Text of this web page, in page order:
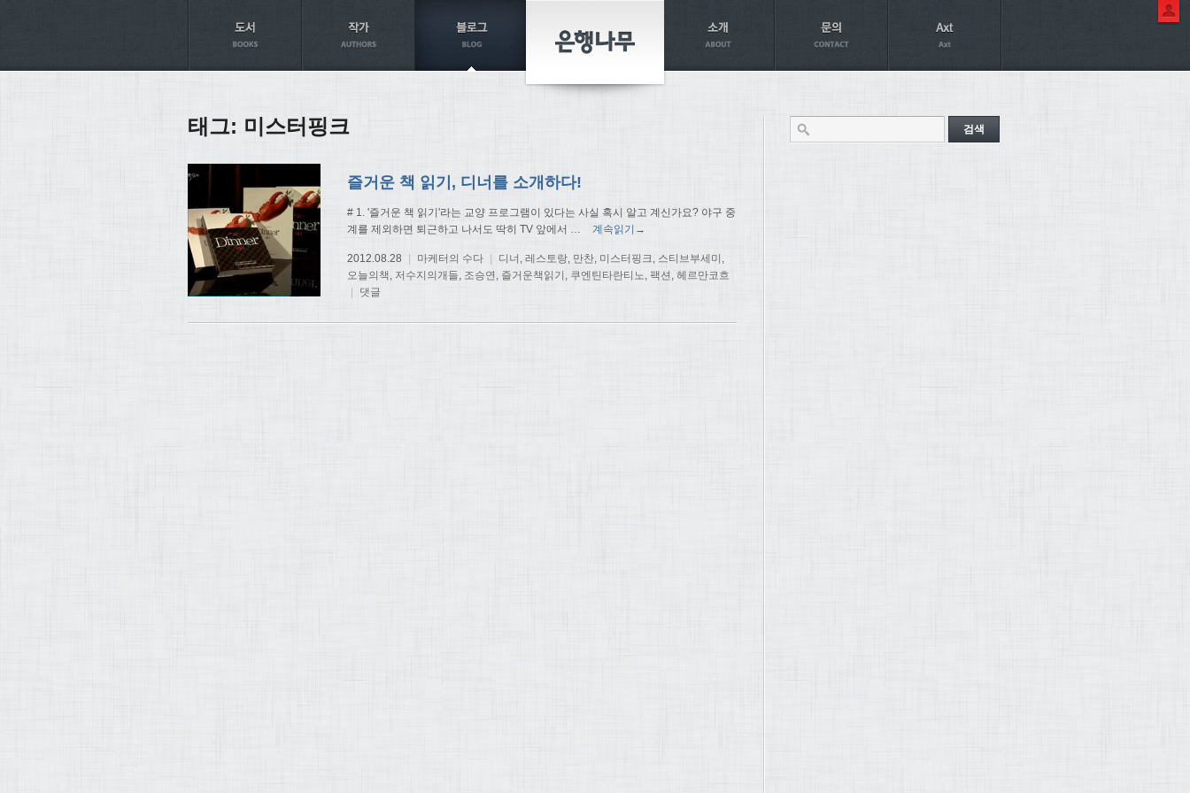
태그: 미스터핑크
즐거운 책 읽기, 디너를 소개하다!
# 1. '즐거운 책 읽기'라는 교양 프로그램이 있다는 사실 혹시 알고 계신가요? 야구 중
계를 제외하면 퇴근하고 나서도 딱히 TV 앞에서
계속읽기→
2012.08.28 마케터의 수다 디너 , 레스토랑, 만찬, 미스터핑크, 스티브부세미 ,
오늘의책 , 저수지의개들, 조승연 , 즐거운책읽기 , 쿠엔틴타란티노, 팩션 , 헤르만코흐
댓글